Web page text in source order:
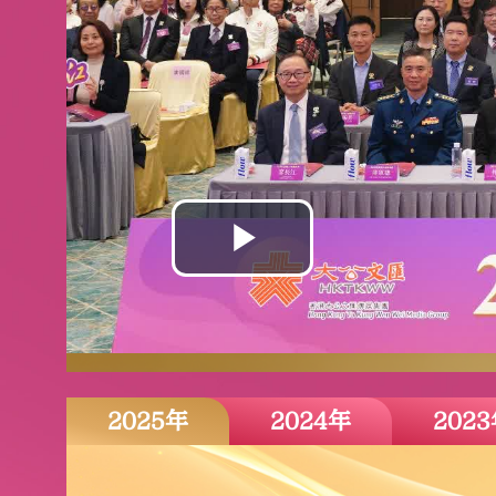
2025年 2024年 2023